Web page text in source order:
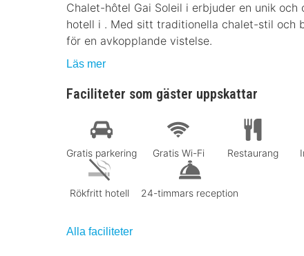
Chalet-hôtel Gai Soleil i erbjuder en unik
hotell i . Med sitt traditionella chalet-stil och
för en avkopplande vistelse.
Läs mer
Faciliteter som gäster uppskattar
Gratis parkering Gratis Wi-Fi Restaurang
Rökfritt hotell 24-timmars reception
Alla faciliteter